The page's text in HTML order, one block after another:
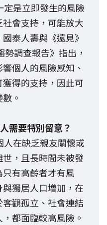
定是立即發生的風險
會支持，可能放大
泰人壽與《遠見》
調查報告》指出，
個人的風險感知、
得的支持，因此可
。
需要特別留意？
人在缺乏親友關懷或
，且長時間未被發
有高齡者才有風
獨居人口增加，在
觀孤立、社會連結
都面臨較高風險。